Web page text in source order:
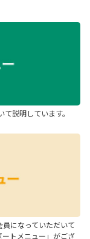
説明しています。
になっていただいて
トメニュー」がござ